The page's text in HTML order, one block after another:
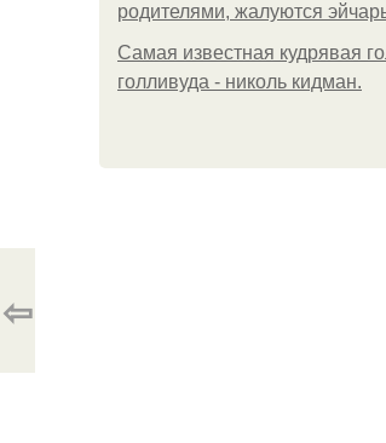
родителями, жалуются
Самая известная кудрявая
голливуда - николь кидман.
⇦